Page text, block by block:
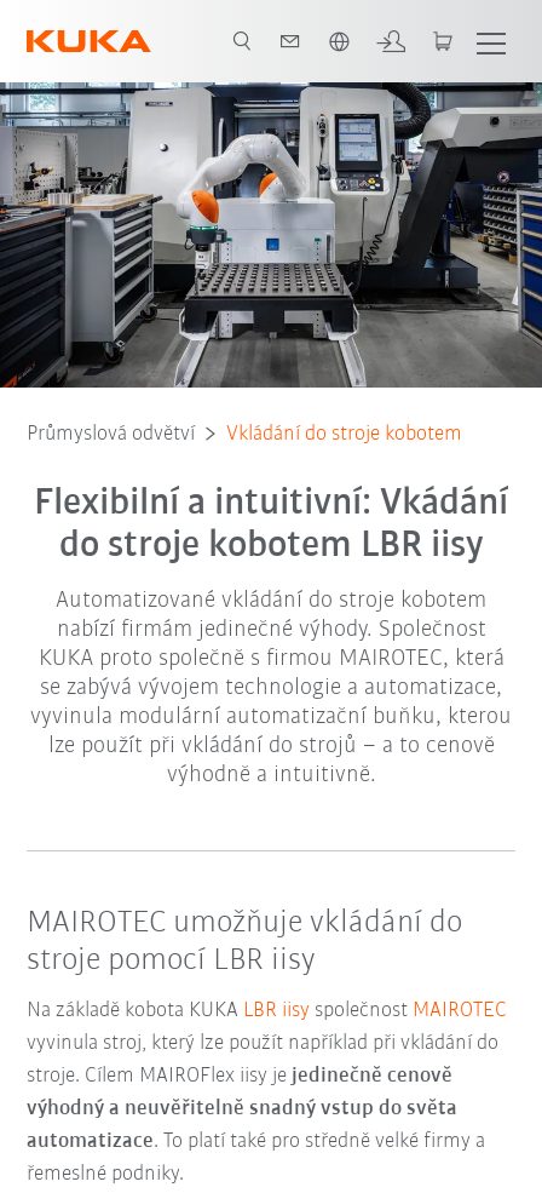
Programování Bezpečnostní opatření Všichni systémoví partneři
Průmyslová odvětví Vkládání do stroje kobotem
Flexibilní a intuitivní: Vkádání
do stroje kobotem LBR iisy
Automatizované vkládání do stroje kobotem
nabízí firmám jedinečné výhody. Společnost
KUKA proto společně s firmou MAIROTEC, která
se zabývá vývojem technologie a automatizace,
vyvinula modulární automatizační buňku, kterou
lze použít při vkládání do strojů – a to cenově
výhodně a intuitivně.
MAIROTEC umožňuje vkládání do
stroje pomocí LBR iisy
Na základě kobota KUKA LBR iisy společnost MAIROTEC
vyvinula stroj, který lze použít například při vkládání do
stroje. Cílem MAIROFlex iisy je jedinečně cenově
výhodný a neuvěřitelně snadný vstup do světa
automatizace. To platí také pro středně velké firmy a
řemeslné podniky.